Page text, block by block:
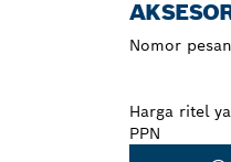
Nomor
Harga ritel
PPN